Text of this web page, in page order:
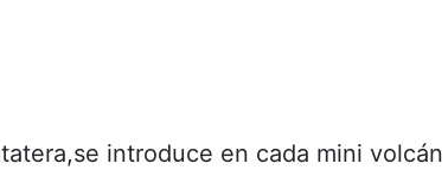
introduce en cada mini volcán